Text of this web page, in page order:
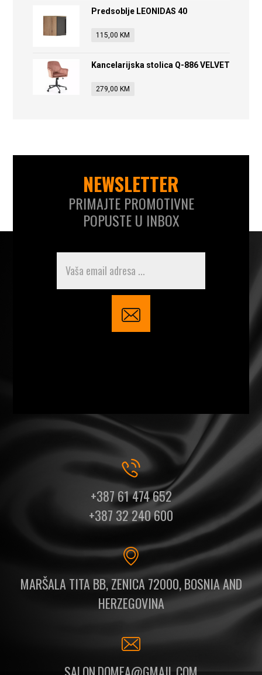
Predsoblje LEONIDAS 40
115,00 KM
Kancelarijska stolica Q-886 VELVET
279,00 KM
NEWSLETTER
PRIMAJTE PROMOTIVNE
POPUSTE U INBOX
+387 61 474 652
+387 32 240 600
MARŠALA TITA BB, ZENICA 72000, BOSNIA AND
HERZEGOVINA